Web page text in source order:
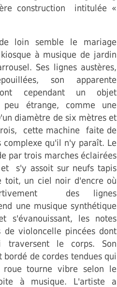
construction intitulée «
loin semble le mariage
à musique de jardin
Ses lignes austères,
son apparente
cependant un objet
peu étrange, comme une
diamètre de six mètres et
cette machine faite de
complexe qu'il n'y paraît. Le
par trois marches éclairées
s'y assoit sur neufs tapis
toit, un ciel noir d'encre où
des lignes
une musique synthétique
s'évanouissant, les notes
de violoncelle pincées dont
traversent le corps. Son
bordé de cordes tendues qui
tourne vibre selon le
à musique. L'artiste a